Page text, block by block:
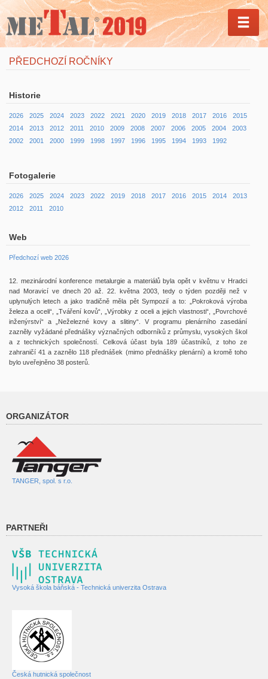
PŘEDCHOZÍ ROČNÍKY
Historie
2026 2025 2024 2023 2022 2021 2020 2019 2018 2017 2016
2015
2014
2013 2012 2011 2010 2009 2008 2007 2006 2005 2004
2003
2002
2001 2000 1999 1998 1997 1996 1995 1994 1993 1992
Fotogalerie
2026 2025 2024 2023 2022 2019 2018 2017 2016 2015 2014
2013
2012
2011 2010
Web
Předchozí web 2026
12. mezinárodní konference metalurgie a materiálů byla opět v květnu v Hradci
nad Moravicí ve dnech 20 až. 22. května 2003, tedy o týden později než v
uplynulých letech a jako tradičně měla pět Sympozií a to: „Pokroková výroba
železa a oceli“, „Tváření kovů“, „Výrobky z oceli a jejich vlastnosti“, „Povrchové
inženýrství“ a „Neželezné kovy a slitiny“. V programu plenárního zasedání
zazněly vyžádané přednášky význačných odborníků z průmyslu, vysokých škol
a z technických společností. Celková účast byla 189 účastníků, z toho ze
zahraničí 41 a zaznělo 118 přednášek (mimo přednášky plenární) a kromě toho
bylo uveřejněno 38 posterů.
ORGANIZÁTOR
TANGER, spol. s r.o.
PARTNEŘI
Vysoká škola báňská - Technická univerzita Ostrava
Česká hutnická společnost